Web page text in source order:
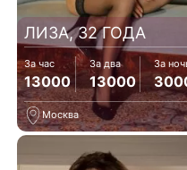
ЛИЗА, 32 ГОДА
За час
13000
За два
13000
За
Москва